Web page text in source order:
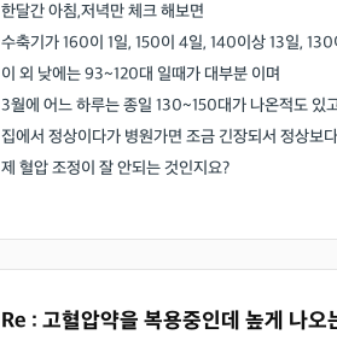
한달간 아침,저녁만 체크 해보면
수축기가 160이 1일, 150이 4일, 140이상 13일,
이 외 낮에는 93~120대 일때가 대부분 이며
3월에 어느 하루는 종일 130~150대가 나온적도 있
집에서 정상이다가 병원가면 조금 긴장되서 정상보
제 혈압 조정이 잘 안되는 것인지요?
Re : 고혈압약을 복용중인데 높게 나오